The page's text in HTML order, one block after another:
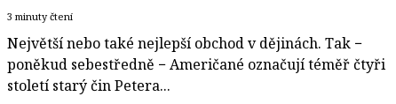
3 minuty čtení
Největší nebo také nejlepší obchod v dějinách. Tak −
poněkud sebestředně − Američané označují téměř čtyři
století starý čin Petera...